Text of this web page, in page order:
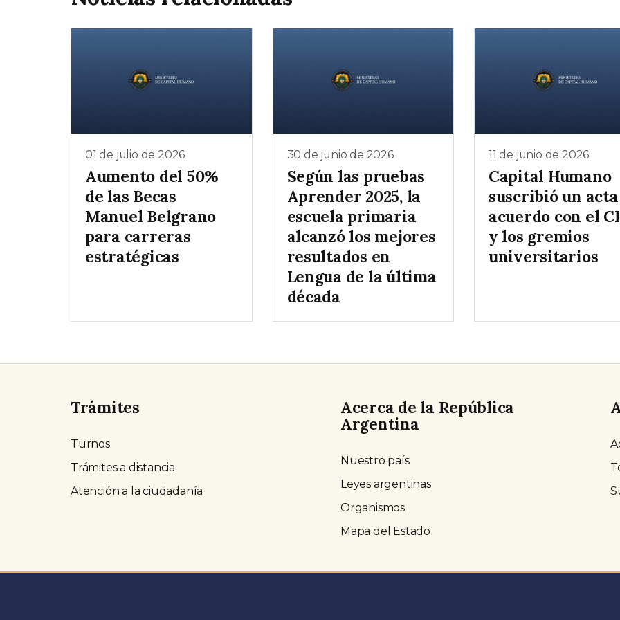
01 de julio de 2026
Aumento del 50%
de las Becas
Manuel Belgrano
para carreras
estratégicas
30 de junio de 2026
Según las pruebas
Aprender 2025, la
escuela primaria
alcanzó los mejores
resultados en
Lengua de la última
década
11 de junio de 2026
Capital Humano
suscribió un acta
acuerdo con el
y los gremios
universitarios
Trámites
Turnos
Trámites a distancia
Atención a la ciudadanía
Acerca de la República
Argentina
Nuestro país
Leyes argentinas
Organismos
Mapa del Estado